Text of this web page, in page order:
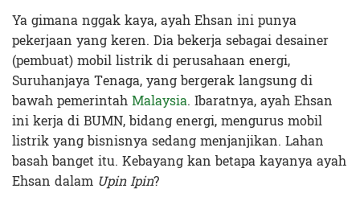
Ya gimana nggak kaya, ayah Ehsan ini punya
pekerjaan yang keren. Dia bekerja sebagai desainer
(pembuat) mobil listrik di perusahaan energi,
Suruhanjaya Tenaga, yang bergerak langsung di
bawah pemerintahMalaysia. Ibaratnya, ayah Ehsan
ini kerja di BUMN, bidang energi, mengurus mobil
listrik yang bisnisnya sedang menjanjikan. Lahan
basah banget itu. Kebayang kan betapa kayanya ayah
Ehsan dalam Upin Ipin?